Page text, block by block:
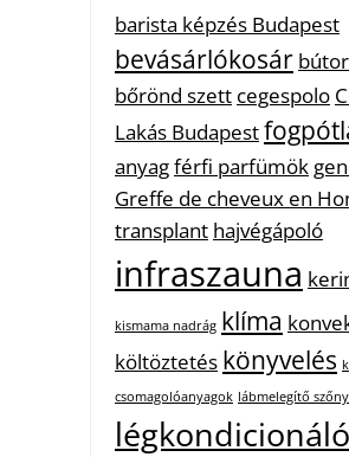
barista képzés Budapest
bevásárlókosár
bőrönd szett cegespolo
Lakás Budapest
anyagférfi parfümök
Greffe de cheveux en
transplant hajvégápoló
infraszauna
kismama nadrág klíma
költöztetés könyvelés
csomagolóanyagok lábmelegítő
légkondicionáló